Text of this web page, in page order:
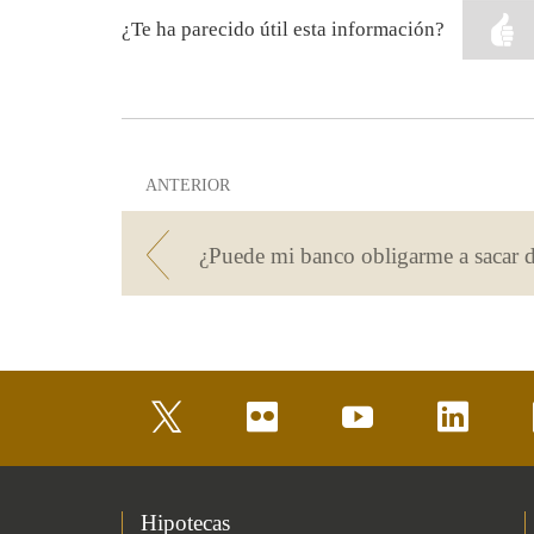
¿Te ha parecido útil esta información?
ANTERIOR
flickr youtube linkedin
Hipotecas